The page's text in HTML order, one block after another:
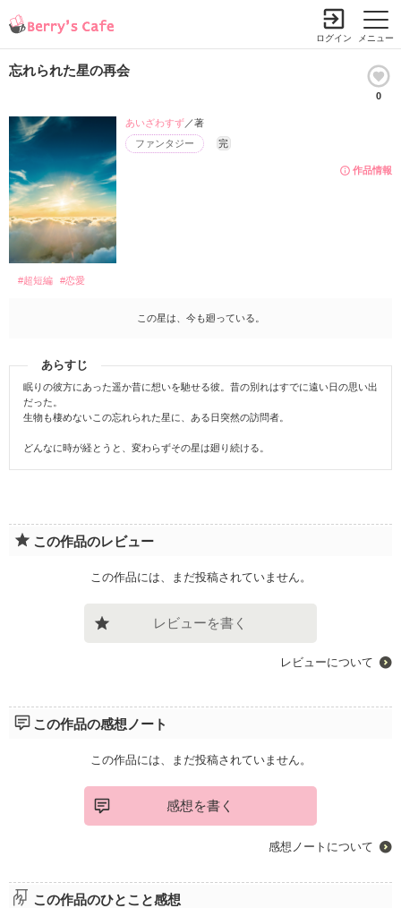
メニュー
ログイン
忘れられた星の再会
0
作品情報
ファンタジー 完
あいざわすず／著
#超短編 #恋愛
この星は、今も廻っている。
あらすじ
眠りの彼方にあった遥か昔に想いを馳せる彼。昔の別れはすでに遠い日の思い出
だった。
生物も棲めないこの忘れられた星に、ある日突然の訪問者。
どんなに時が経とうと、変わらずその星は廻り続ける。
この作品のレビュー
この作品には、まだ投稿されていません。
レビューを書く
レビューについて
この作品の感想ノート
この作品には、まだ投稿されていません。
感想を書く
感想ノートについて
この作品のひとこと感想